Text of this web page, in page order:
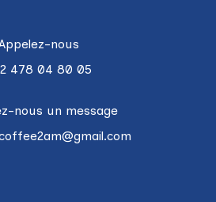
nous
478 04 80 05
nous un message